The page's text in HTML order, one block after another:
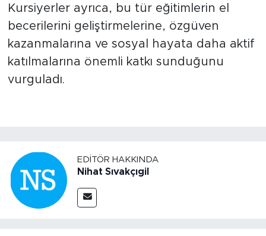
Kursiyerler ayrıca, bu tür eğitimlerin el
becerilerini geliştirmelerine, özgüven
kazanmalarına ve sosyal hayata daha aktif
katılmalarına önemli katkı sunduğunu
vurguladı.
EDITÖR HAKKINDA
Nihat Sıvakçıgil